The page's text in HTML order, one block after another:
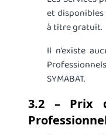
et
à titre gratuit.
Il n’existe
SYMABAT.
3.2 – Prix